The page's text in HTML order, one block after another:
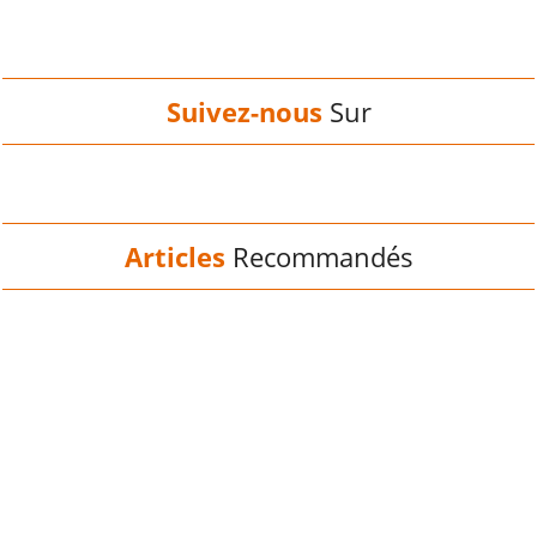
Suivez-nous Sur
Articles Recommandés